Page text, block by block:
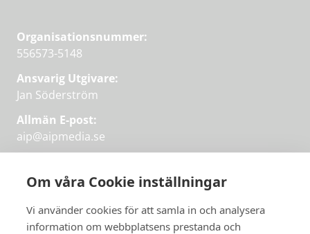
Om våra Cookie inställningar
Vi använder cookies för att samla in och analysera
information om webbplatsens prestanda och
Organisationsnummer:
556573-5148
Ansvarig Utgivare:
Jan Söderström
Allmän E-post:
aip@aipmedia.se
aip@flowyinfo.seeller 08-1210 60 40.
Instagram
LinkedIn
Twitter
Facebook